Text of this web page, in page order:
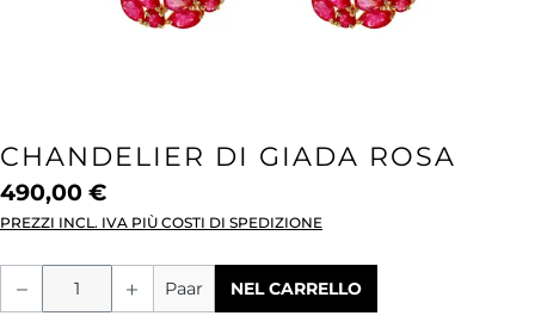
CHANDELIER DI GIADA ROSA
490,00 €
PREZZI INCL. IVA PIÙ COSTI DI SPEDIZIONE
Quantità del prodotto: inserisci la
Paar NEL CARRELLO